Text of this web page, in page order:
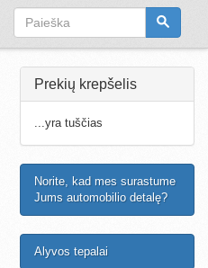
Prekių krepšelis
...yra tuščias
Norite, kad mes surastume
Jums automobilio detalę?
Alyvos tepalai